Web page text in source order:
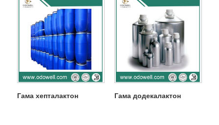
Гама хепталактон Гама додекалактон